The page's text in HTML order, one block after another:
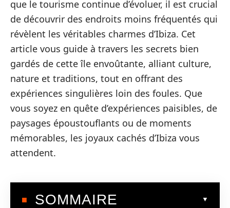
que le tourisme continue d’évoluer, il est crucial
de découvrir des endroits moins fréquentés qui
révèlent les véritables charmes d’Ibiza. Cet
article vous guide à travers les secrets bien
gardés de cette île envoûtante, alliant culture,
nature et traditions, tout en offrant des
expériences singulières loin des foules. Que
vous soyez en quête d’expériences paisibles, de
paysages époustouflants ou de moments
mémorables, les joyaux cachés d’Ibiza vous
attendent.
SOMMAIRE